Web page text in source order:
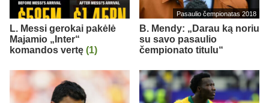
L. Messi gerokai pakėlė
Majamio „Inter“
komandos vertę (1)
Pasaulio čempionatas 2018
B. Mendy: „Darau ką noriu
su savo pasaulio
čempionato titulu“